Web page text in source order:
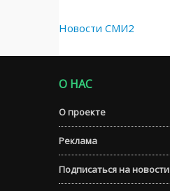
Новости СМИ2
О НАС
О проекте
Реклама
Подписаться на новости